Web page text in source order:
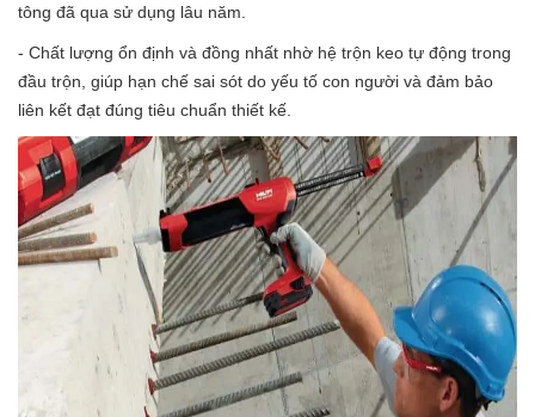
tông đã qua sử dụng lâu năm.
- Chất lượng ổn định và đồng nhất nhờ hệ trộn keo tự động trong
đầu trộn, giúp hạn chế sai sót do yếu tố con người và đảm bảo
liên kết đạt đúng tiêu chuẩn thiết kế.